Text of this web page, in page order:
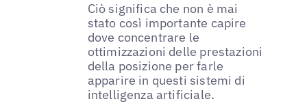
Ciò significa che non è mai
stato così importante capire
dove concentrare le
ottimizzazioni delle prestazioni
della posizione per farle
apparire in questi sistemi di
intelligenza artificiale.